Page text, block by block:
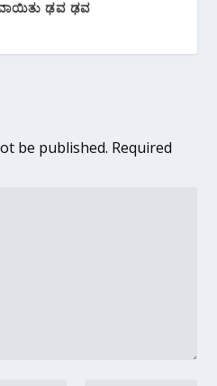
ಢವ ಢವ
be published. Required